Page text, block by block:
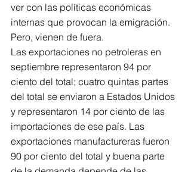
ver con las políticas económicas
internas que provocan la emigración.
Pero, vienen de fuera.
Las exportaciones no petroleras en
septiembre representaron 94 por
ciento del total; cuatro quintas partes
del total se enviaron a Estados Unidos
y representaron 14 por ciento de las
importaciones de ese país. Las
exportaciones manufactureras fueron
90 por ciento del total y buena parte